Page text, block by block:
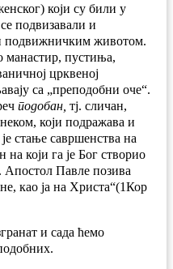
који су били у
подвизавали и
подвижничким животом.
манастир, пустиња,
црквеној
са „преподобни оче“.
подобан, тј. сличан,
који подражава и
стање савршенства на
на који га је Бог створио
Апостол Павле позива
као ја на Христа“(1Кор
и сада ћемо